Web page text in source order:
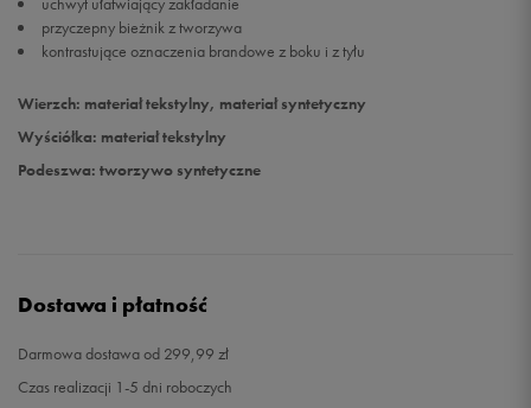
przyczepny bieżnik z tworzywa
kontrastujące oznaczenia brandowe z boku i z tyłu
Wierzch: materiał tekstylny, materiał syntetyczny
Wyściółka: materiał tekstylny
Podeszwa: tworzywo syntetyczne
Dostawa i płatność
Darmowa dostawa od 299,99 zł
Czas realizacji 1-5 dni roboczych